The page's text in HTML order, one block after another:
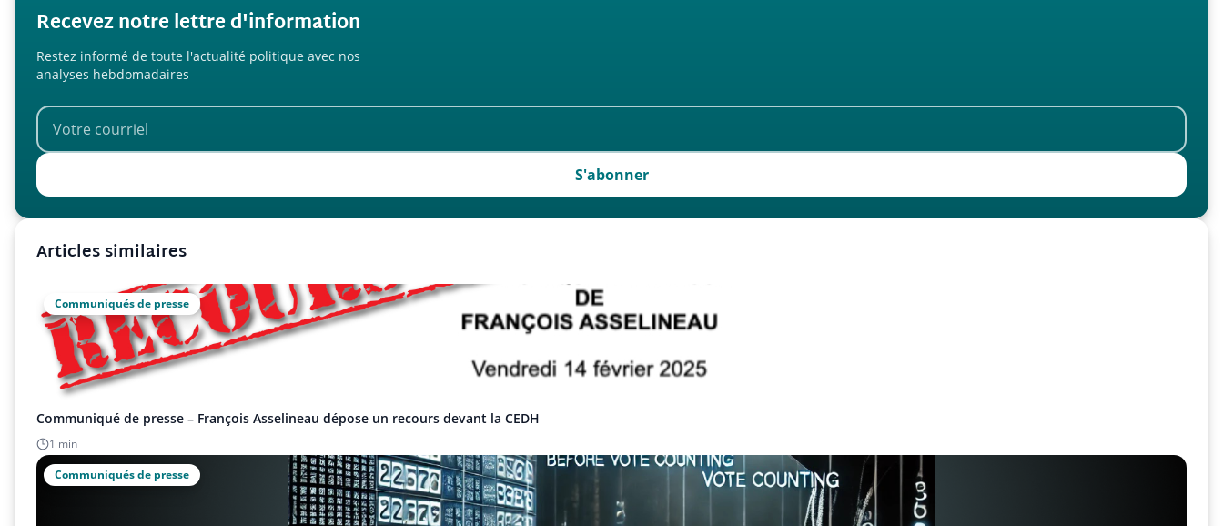
Recevez notre lettre d'information
Restez informé de toute l'actualité politique avec nos
analyses hebdomadaires
S'abonner
Articles similaires
Communiqués de presse
Communiqué de presse – François Asselineau dépose un recours devant la CEDH
1 min
Communiqués de presse